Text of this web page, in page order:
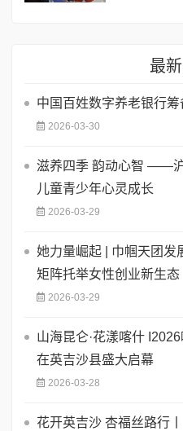
最
中国百姓数字养老银行
2026-03-30
滋养四季 韵动心智 ——
儿童青少年心灵成长
2026-03-29
她力量崛起 | 巾帼天团发
矩阵托举女性创业新生态
2026-03-29
山海昆仑·花漾喀什
在英吉沙县盛大启幕
2026-03-28
花开英吉沙 杏福丝路行